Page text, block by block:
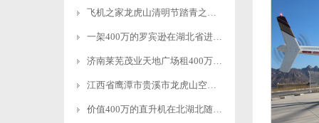
飞机之家龙虎山清明节踏青之旅正式开启
一架400万的罗宾逊在湖北省进行空中巡查
济南莱芜茂业天地广场租400万直升机进行商业庆典
江西省鹰潭市贵溪市龙虎山空中游览
价值400万的直升机在北湖北随州进行空中航测